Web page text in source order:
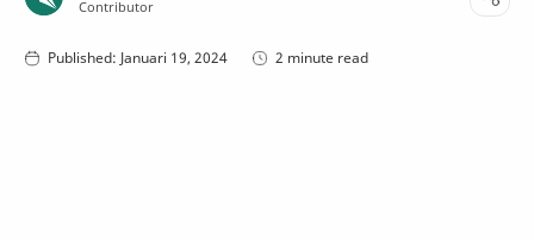
2 minute read